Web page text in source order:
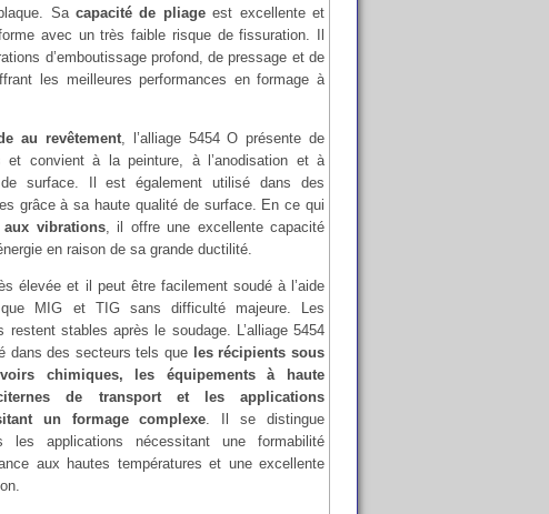
Sa capacité de pliageest excellente et
avec un très faible risque de fissuration. Il
d’emboutissage profond, de pressage et de
les meilleures performances en formage à
au revêtement, l’alliage 5454 O présente de
et convient à la peinture, à l’anodisation et à
de surface. Il est également utilisé dans des
grâce à sa haute qualité de surface. En ce qui
aux vibrations, il offre une excellente capacité
en raison de sa grande ductilité.
élevée et il peut être facilement soudé à l’aide
MIG et TIG sans difficulté majeure. Les
restent stables après le soudage. L’alliage 5454
dans des secteurs tels que les récipients sous
chimiques, les équipements à haute
de transport et les applications
un formage complexe. Il se distingue
les applications nécessitant une formabilité
aux hautes températures et une excellente